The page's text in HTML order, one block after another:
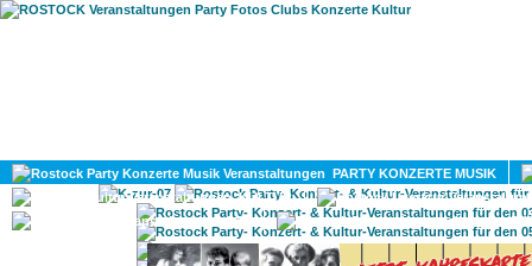
PARTY KONZERTE MUSIK
KULTUR
GAY